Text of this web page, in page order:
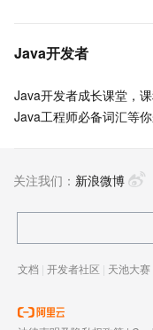
Java开发者
Java开发者成长课堂，
Java工程师必备词汇等
关注我们： 新浪微博
文档 | 开发者社区 | 天池大赛